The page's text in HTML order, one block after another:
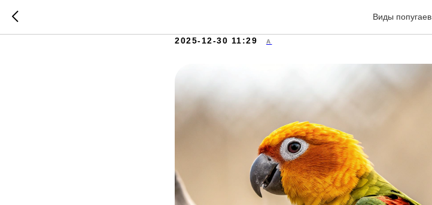
Виды попугаев
Аратинго (Aratinga)
2025-12-30 11:29 А